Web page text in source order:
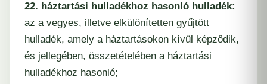
22. háztartási hulladékhoz hasonló hulladék:
az a vegyes, illetve elkülönítetten gyűjtött
hulladék, amely a háztartásokon kívül képződik,
és jellegében, összetételében a háztartási
hulladékhoz hasonló;